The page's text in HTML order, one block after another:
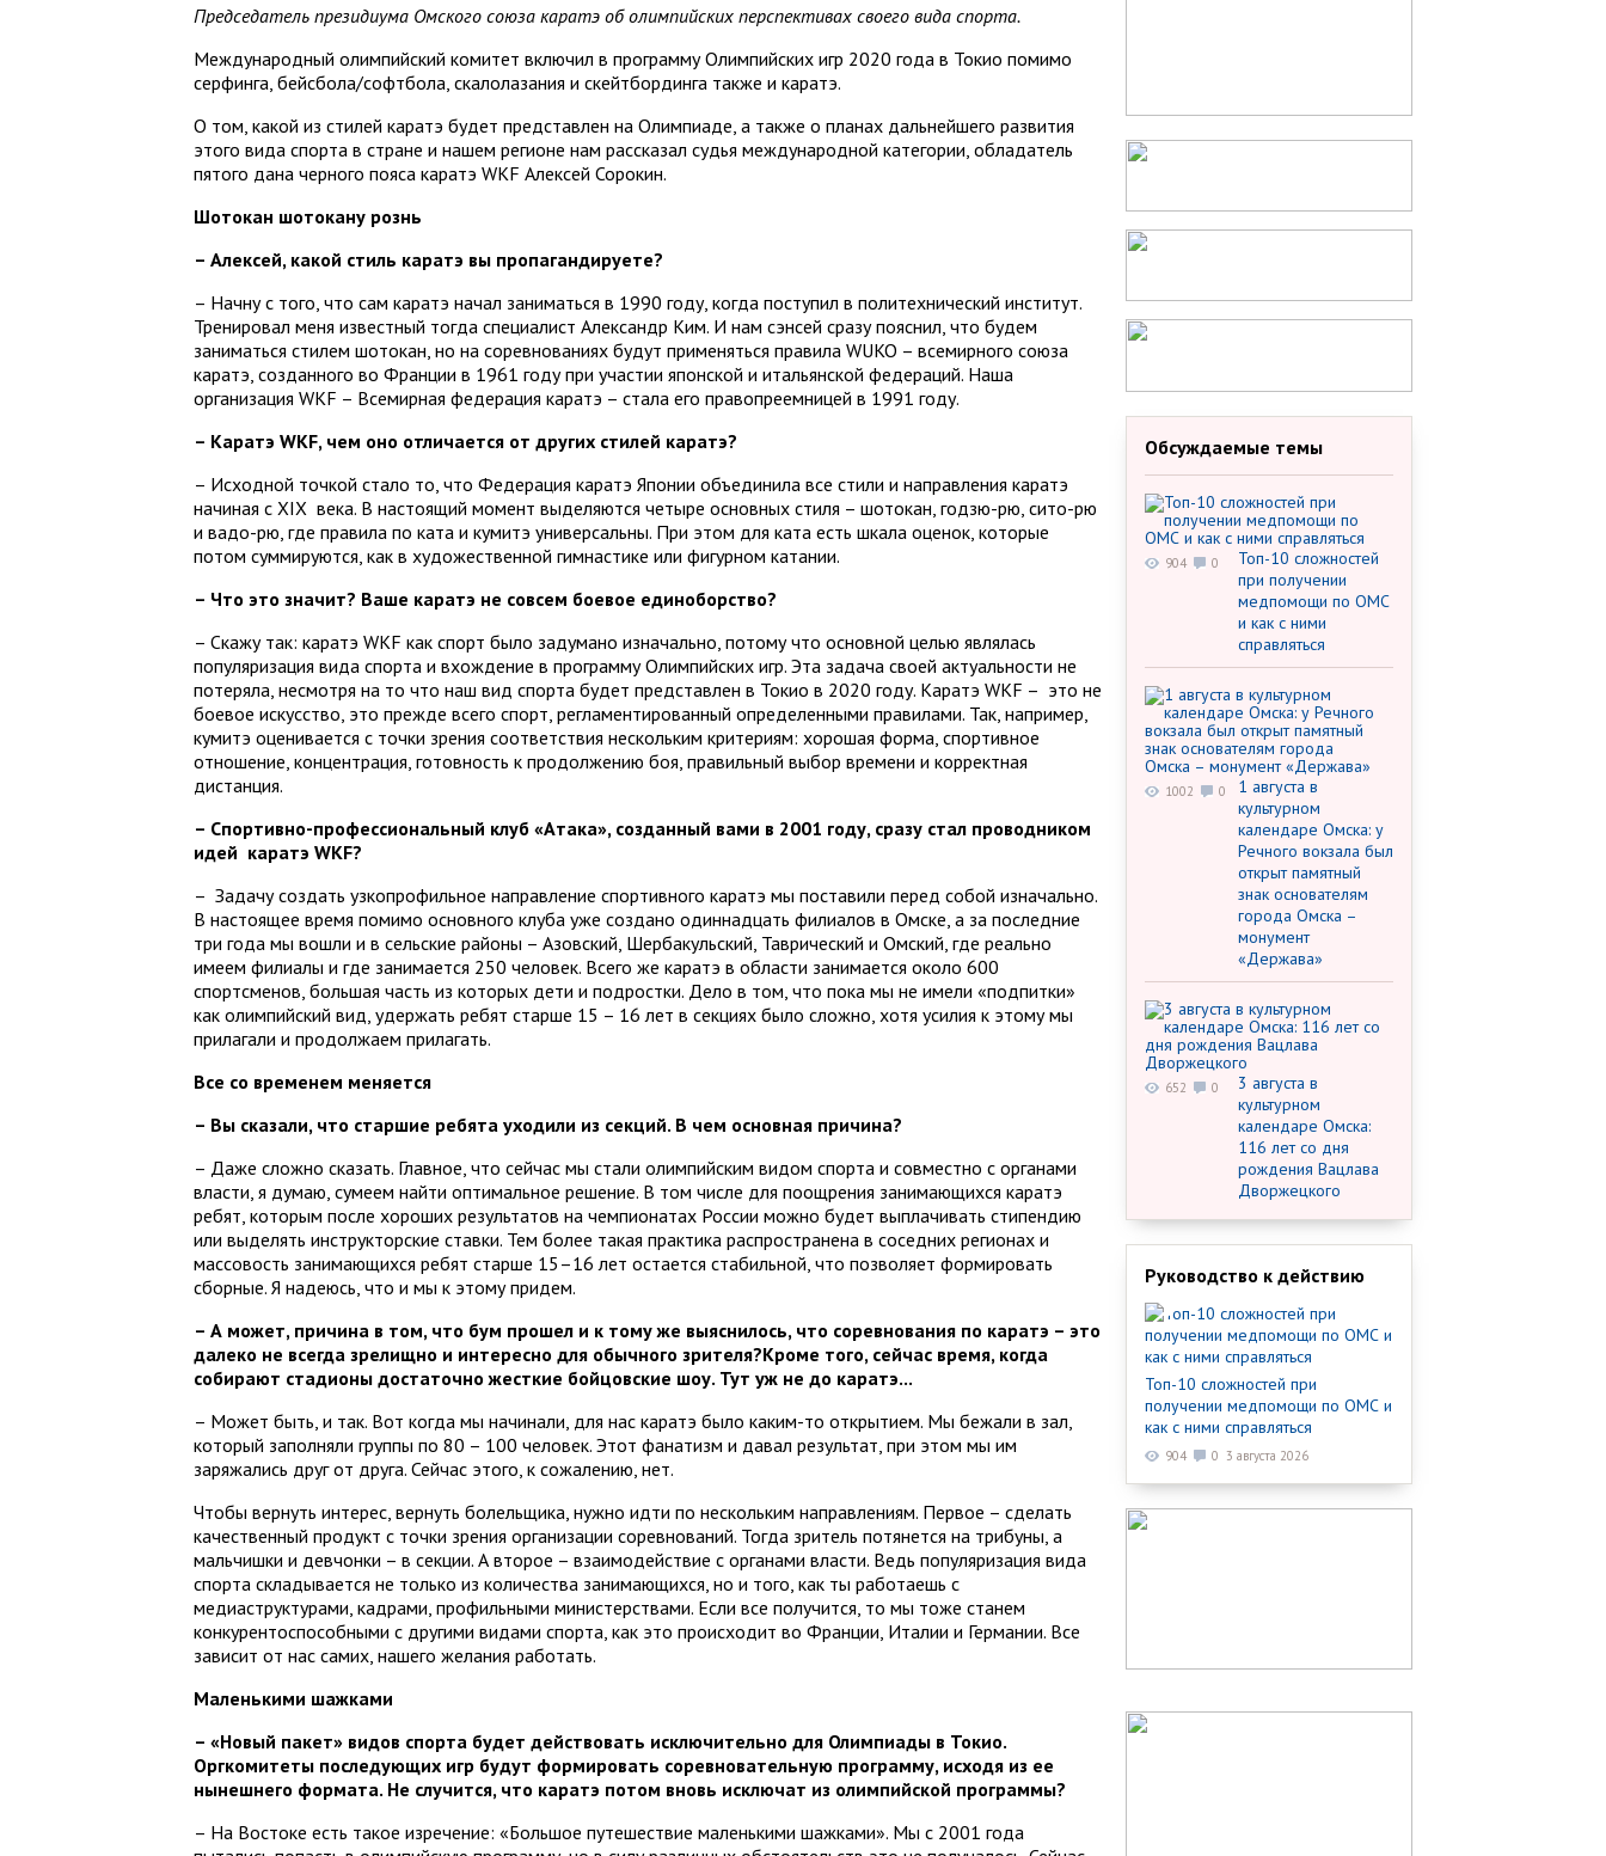
Председатель президиума Омского союза каратэ об олимпийских перспективах своего вида спорта.
Международный олимпийский комитет включил в программу Олимпийских игр 2020 года в Токио помимо
серфинга, бейсбола/софтбола, скалолазания и скейтбординга также и каратэ.
О том, какой из стилей каратэ будет представлен на Олимпиаде, а также о планах дальнейшего развития
этого вида спорта в стране и нашем регионе нам рассказал судья международной категории, обладатель
пятого дана черного пояса каратэ WKF Алексей Сорокин.
Шотокан шотокану рознь
– Алексей, какой стиль каратэ вы пропагандируете?
– Начну с того, что сам каратэ начал заниматься в 1990 году, когда поступил в политехнический институт.
Тренировал меня известный тогда специалист Александр Ким. И нам сэнсей сразу пояснил, что будем
заниматься стилем шотокан, но на соревнованиях будут применяться правила WUKO – всемирного союза
каратэ, созданного во Франции в 1961 году при участии японской и итальянской федераций. Наша
организация WKF – Всемирная федерация каратэ – стала его правопреемницей в 1991 году.
– Каратэ WKF, чем оно отличается от других стилей каратэ?
– Исходной точкой стало то, что Федерация каратэ Японии объединила все стили и направления каратэ
начиная с XIX века. В настоящий момент выделяются четыре основных стиля – шотокан, годзю-рю, сито-рю
и вадо-рю, где правила по ката и кумитэ универсальны. При этом для ката есть шкала оценок, которые
потом суммируются, как в художественной гимнастике или фигурном катании.
– Что это значит? Ваше каратэ не совсем боевое единоборство?
– Скажу так: каратэ WKF как спорт было задумано изначально, потому что основной целью являлась
популяризация вида спорта и вхождение в программу Олимпийских игр. Эта задача своей актуальности не
потеряла, несмотря на то что наш вид спорта будет представлен в Токио в 2020 году. Каратэ WKF – это не
боевое искусство, это прежде всего спорт, регламентированный определенными правилами. Так, например,
кумитэ оценивается с точки зрения соответствия нескольким критериям: хорошая форма, спортивное
отношение, концентрация, готовность к продолжению боя, правильный выбор времени и корректная
дистанция.
– Спортивно-профессиональный клуб «Атака», созданный вами в 2001 году, сразу стал проводником
идей каратэ WKF?
– Задачу создать узкопрофильное направление спортивного каратэ мы поставили перед собой изначально.
В настоящее время помимо основного клуба уже создано одиннадцать филиалов в Омске, а за последние
три года мы вошли и в сельские районы – Азовский, Шербакульский, Таврический и Омский, где реально
имеем филиалы и где занимается 250 человек. Всего же каратэ в области занимается около 600
спортсменов, большая часть из которых дети и подростки. Дело в том, что пока мы не имели «подпитки»
как олимпийский вид, удержать ребят старше 15 – 16 лет в секциях было сложно, хотя усилия к этому мы
прилагали и продолжаем прилагать.
Все со временем меняется
– Вы сказали, что старшие ребята уходили из секций. В чем основная причина?
– Даже сложно сказать. Главное, что сейчас мы стали олимпийским видом спорта и совместно с органами
власти, я думаю, сумеем найти оптимальное решение. В том числе для поощрения занимающихся каратэ
ребят, которым после хороших результатов на чемпионатах России можно будет выплачивать стипендию
или выделять инструкторские ставки. Тем более такая практика распространена в соседних регионах и
массовость занимающихся ребят старше 15–16 лет остается стабильной, что позволяет формировать
сборные. Я надеюсь, что и мы к этому придем.
– А может, причина в том, что бум прошел и к тому же выяснилось, что соревнования по каратэ – это
далеко не всегда зрелищно и интересно для обычного зрителя?Кроме того, сейчас время, когда
собирают стадионы достаточно жесткие бойцовские шоу. Тут уж не до каратэ...
– Может быть, и так. Вот когда мы начинали, для нас каратэ было каким-то открытием. Мы бежали в зал,
который заполняли группы по 80 – 100 человек. Этот фанатизм и давал результат, при этом мы им
заряжались друг от друга. Сейчас этого, к сожалению, нет.
Чтобы вернуть интерес, вернуть болельщика, нужно идти по нескольким направлениям. Первое – сделать
качественный продукт с точки зрения организации соревнований. Тогда зритель потянется на трибуны, а
мальчишки и девчонки – в секции. А второе – взаимодействие с органами власти. Ведь популяризация вида
спорта складывается не только из количества занимающихся, но и того, как ты работаешь с
медиаструктурами, кадрами, профильными министерствами. Если все получится, то мы тоже станем
конкурентоспособными с другими видами спорта, как это происходит во Франции, Италии и Германии. Все
зависит от нас самих, нашего желания работать.
Маленькими шажками
– «Новый пакет» видов спорта будет действовать исключительно для Олимпиады в Токио.
Оргкомитеты последующих игр будут формировать соревновательную программу, исходя из ее
нынешнего формата. Не случится, что каратэ потом вновь исключат из олимпийской программы?
– На Востоке есть такое изречение: «Большое путешествие маленькими шажками». Мы с 2001 года
Обсуждаемые темы
Топ-10 сложностей
при получении
медпомощи по ОМС
и как с ними
справляться
904 0
1 августа в
культурном
календаре Омска: у
Речного вокзала был
открыт памятный
знак основателям
города Омска –
монумент
«Держава»
1002 0
3 августа в
культурном
календаре Омска:
116 лет со дня
рождения Вацлава
Дворжецкого
652 0
Руководство к действию
Топ-10 сложностей при
получении медпомощи по ОМС и
как с ними справляться
904 0 3 августа 2026